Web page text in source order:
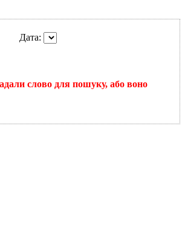
Дата:
слово для пошуку, або воно